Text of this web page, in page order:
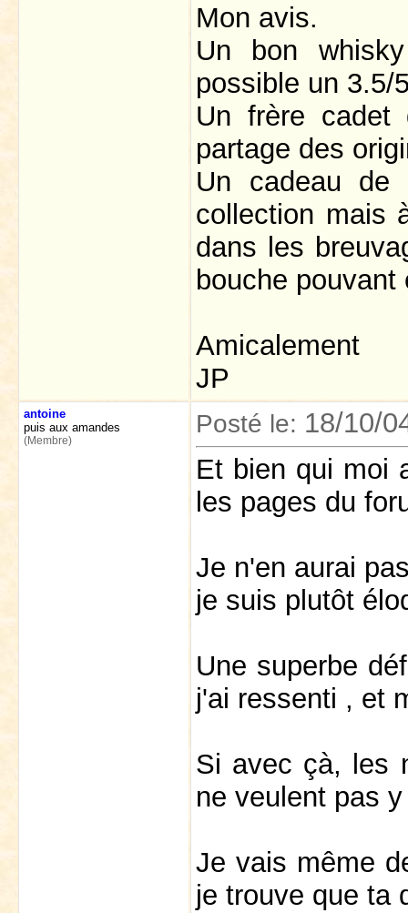
Mon avis.
Un bon
possible un 3.5/
Un frère
partage des
Un cadeau de
collection mais
dans les
bouche
Amicalement
JP
antoine
puis aux amandes
(Membre)
Posté le: 18/10/
Et bien qui moi
les pages du
Je n'en aurai
je suis plutôt
Une superbe
j'ai ressenti , et
Si avec çà, les
ne veulent pas
Je vais même
je trouve que ta